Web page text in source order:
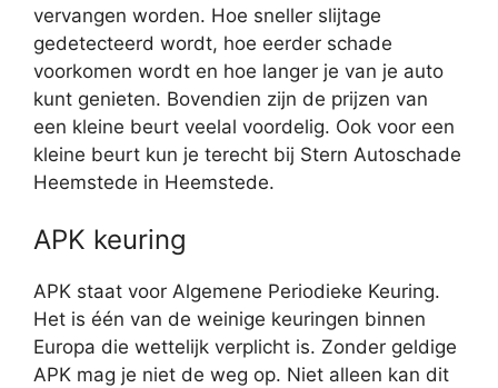
vervangen worden. Hoe sneller slijtage
gedetecteerd wordt, hoe eerder schade
voorkomen wordt en hoe langer je van je auto
kunt genieten. Bovendien zijn de prijzen van
een kleine beurt veelal voordelig. Ook voor een
kleine beurt kun je terecht bij Stern Autoschade
Heemstede in Heemstede.
APK keuring
APK staat voor Algemene Periodieke Keuring.
Het is één van de weinige keuringen binnen
Europa die wettelijk verplicht is. Zonder geldige
APK mag je niet de weg op. Niet alleen kan dit